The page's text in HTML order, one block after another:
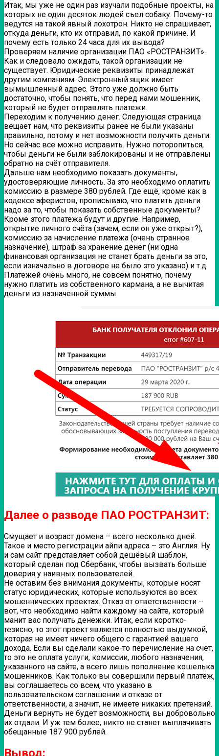
Итак, мы уже не один раз изучали подобные проекты, на
которых не один десяток людей съел собаку. Почему-то
ведутся на такой явный лохотрон. Никто не спрашивает,
откуда деньги, кто их отправил, по какой причине. И
почему есть только 24 часа для их вывода?
Проверяем наличие организации ПАО «РОСТРАНЗИТ».
Как и следовало ожидать, такой организации не
существует. Юридические реквизиты принадлежат
другим компаниям. Электронный ящик имеет
вымышленный адрес. Этого уже должно быть
достаточно, чтобы понять, что перед нами мошенник,
который не будет отправлять платежи.
Переходим к получению денег. Следующая страница
вещает нам, что реквизиты ранее не были указаны
правильно, потому и нет возможности получить деньги.
Но сейчас все можно исправить. Нужно поторопиться,
чтобы деньги не были заблокированы и не отправлены
обратно на счёт отправителя.
Дальше нам необходимо показать документы,
удостоверяющие личность. За это необходимо оплатить
комиссию в размере 380 рублей. Где ещё, кроме как в
кодексе аферистов, прописываю, что платить деньги
надо за то, чтобы показать собственные документы?
Кроме этого платежа будут и другие. Например,
открытие личного счёта (зачем, если он уже открыт?),
комиссию за начисление платежа (очень странное
назначение), штраф за хранение денег (ни одна
финансовая организация не станет брать деньги за это,
если изначально в договоре не было это указано) и т.д.
Платежей очень много, не совсем понятно, почему
нужно платить из собственного кармана, а не вычитая
деньги из назначенной суммы.
Далее о разводе ПАО РОСТРАНЗИТ:
Смущает и возраст домена – всего несколько дней.
Такое и место регистрации айпи адреса – это Англия. Ну
и сам сайт представляет собой дешёвый шаблон,
который сделан под Сбербанк, чтобы вызвать больше
доверия у наивных пользователей.
Не оставим без внимания документы, которые носят
статус юридических, которые используются во всех
мошеннических проектах. Отказ от ответственности –
вот, что необходимо найти каждому на сайте, который
манит вас получать денежки. Итак, если коротко-
тезисно, то этот проект является полностью выдумкой,
которая не имеет ничего общего с гарантией вашего
дохода. Если вы сделали какое-то перечисление на счёт,
то это не оплата услуги, комиссии, любого назначения,
указанного на сайте, а всего лишь пополнение кошелька
мошенников. Как только вы совершили первый платёж,
вы соглашаетесь со всем, что указано в
пользовательском соглашении и отказе от
ответственности, а значит, не имеете никаких претензий.
Деньги вернуть не будет возможности, вы добровольно
их отдали. И уж тем более, никто не станет выплачивать
обещанные 187 900 рублей.
Вывод: